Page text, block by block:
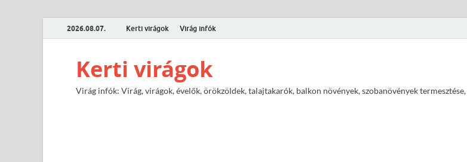
2026.08.07. Kerti virágok Virág infók
Kerti virágok
Virág infók: Virág, virágok, évelők, örökzöldek, talajtakarók, balkon növények, szobanövények